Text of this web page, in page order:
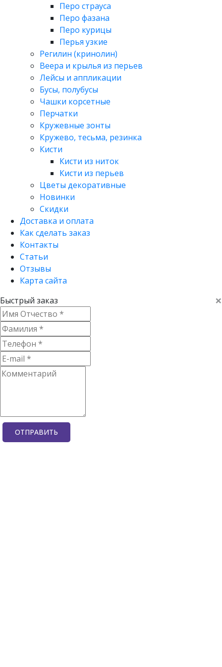
Перо страуса
Перо фазана
Перо курицы
Перья узкие
Регилин (кринолин)
Веера и крылья из перьев
Лейсы и аппликации
Бусы, полубусы
Чашки корсетные
Перчатки
Кружевные зонты
Кружево, тесьма, резинка
Кисти
Кисти из ниток
Кисти из перьев
Цветы декоративные
Новинки
Скидки
Доставка и оплата
Как сделать заказ
Контакты
Статьи
Отзывы
Карта сайта
×
Быстрый заказ
ОТПРАВИТЬ